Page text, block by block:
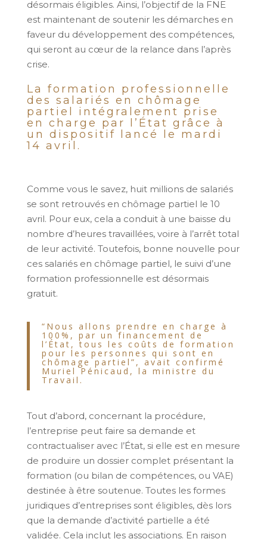
désormais éligibles. Ainsi, l’objectif de la FNE
est maintenant de soutenir les démarches en
faveur du développement des compétences,
qui seront au cœur de la relance dans l’après
crise.
La formation professionnelle
des salariés en chômage
partiel intégralement prise
en charge par l’État grâce à
un dispositif lancé le mardi
14 avril.
Comme vous le savez, huit millions de salariés
se sont retrouvés en chômage partiel le 10
avril. Pour eux, cela a conduit à une baisse du
nombre d’heures travaillées, voire à l’arrêt total
de leur activité. Toutefois, bonne nouvelle pour
ces salariés en chômage partiel, le suivi d’une
formation professionnelle est désormais
gratuit.
“Nous allons prendre en charge à
100%, par un financement de
l’État, tous les coûts de formation
pour les personnes qui sont en
chômage partiel”, avait confirmé
Muriel Pénicaud, la ministre du
Travail.
Tout d’abord, concernant la procédure,
l’entreprise peut faire sa demande et
contractualiser avec l’État, si elle est en mesure
de produire un dossier complet présentant la
formation (ou bilan de compétences, ou VAE)
destinée à être soutenue. Toutes les formes
juridiques d’entreprises sont éligibles, dès lors
que la demande d’activité partielle a été
validée. Cela inclut les associations. En raison